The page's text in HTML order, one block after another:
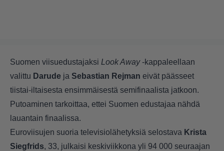
Suomen viisuedustajaksi Look Away-kappaleellaan
valittu Darude ja Sebastian Rejman eivät päässeet
tiistai-iltaisesta ensimmäisestä semifinaalista jatkoon.
Putoaminen tarkoittaa, ettei Suomen edustajaa nähdä
lauantain finaalissa.
Euroviisujen suoria televisiolähetyksiä selostava Krista
Siegfrids, 33, julkaisi keskiviikkona yli 94 000 seuraajan